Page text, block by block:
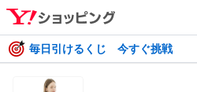
毎日引けるくじ 今すぐ挑戦